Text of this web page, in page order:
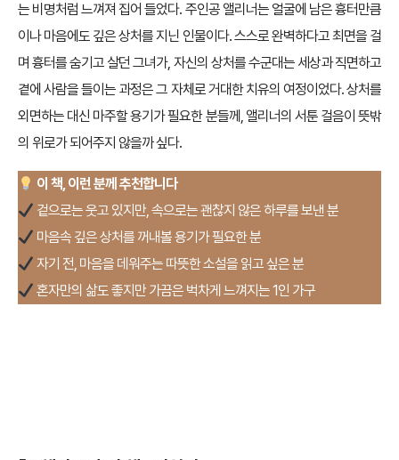
는 비명처럼 느껴져 집어 들었다. 주인공 앨리너는 얼굴에 남은 흉터만큼
이나 마음에도 깊은 상처를 지닌 인물이다. 스스로 완벽하다고 최면을 걸
며 흉터를 숨기고 살던 그녀가, 자신의 상처를 수군대는 세상과 직면하고
곁에 사람을 들이는 과정은 그 자체로 거대한 치유의 여정이었다. 상처를
외면하는 대신 마주할 용기가 필요한 분들께, 앨리너의 서툰 걸음이 뜻밖
의 위로가 되어주지 않을까 싶다.
이 책, 이런 분께 추천합니다
겉으로는 웃고 있지만, 속으로는 괜찮지 않은 하루를 보낸 분
마음속 깊은 상처를 꺼내볼 용기가 필요한 분
자기 전, 마음을 데워주는 따뜻한 소설을 읽고 싶은 분
혼자만의 삶도 좋지만 가끔은 벅차게 느껴지는 1인 가구